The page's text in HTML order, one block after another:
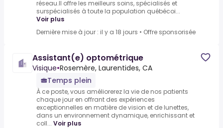
réseau.Il offre les meilleurs soins, spécialisés et
surspécialisés à toute la population québécoi...
Voir plus
Dernière mise à jour : il y a 18 jours • Offre sponsorisée
Assistant(e) optométrique
Visique•Rosemère, Laurentides, CA
Temps plein
À ce poste, vous améliorerez la vie de nos patients
chaque jour en offrant des expériences
exceptionnelles en matière de vision et de lunettes,
dans un environnement dynamique, enrichissant et
coll... Voir plus